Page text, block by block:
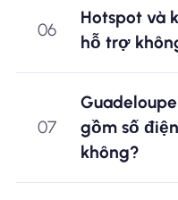
06
Hotspot và
hỗ trợ
07
gồm số
không?